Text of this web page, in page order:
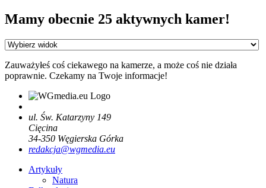
Mamy obecnie 25 aktywnych kamer!
Zauważyłeś coś ciekawego na kamerze, a może coś nie działa
poprawnie. Czekamy na Twoje informacje!
ul. Św. Katarzyny 149
Cięcina
34-350 Węgierska Górka
redakcja@wgmedia.eu
Artykuły
Natura